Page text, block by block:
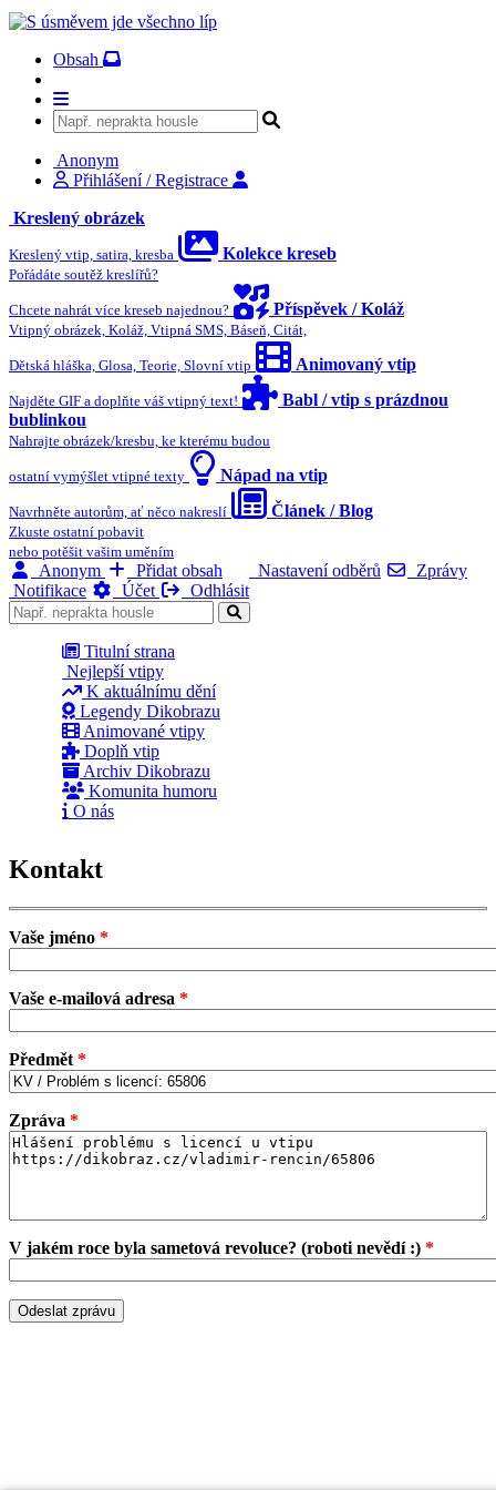
Obsah
Anonym
Přihlášení / Registrace
Kreslený obrázek
Kreslený vtip, satira, kresba Kolekce kreseb
Pořádáte soutěž kreslířů?
Chcete nahrát více kreseb najednou? Příspěvek / Koláž
Vtipný obrázek, Koláž, Vtipná SMS, Báseň, Citát,
Dětská hláška, Glosa, Teorie, Slovní vtip Animovaný vtip
Najděte GIF a doplňte váš vtipný text!
Babl / vtip s prázdnou
bublinkou
Nahrajte obrázek/kresbu, ke kterému budou
ostatní vymýšlet vtipné texty Nápad na vtip
Navrhněte autorům, ať něco nakreslí Článek / Blog
Zkuste ostatní pobavit
nebo potěšit vašim uměním
Anonym Přidat obsah Nastavení odběrů
Zprávy
Notifikace
Účet Odhlásit
Titulní strana
Nejlepší vtipy
K aktuálnímu dění
Legendy Dikobrazu
Animované vtipy
Doplň vtip
Archiv Dikobrazu
Komunita humoru
O nás
Kontakt
Vaše jméno *
Vaše e-mailová adresa *
Předmět *
Zpráva *
V jakém roce byla sametová revoluce? (roboti nevědí :) *
Odeslat zprávu